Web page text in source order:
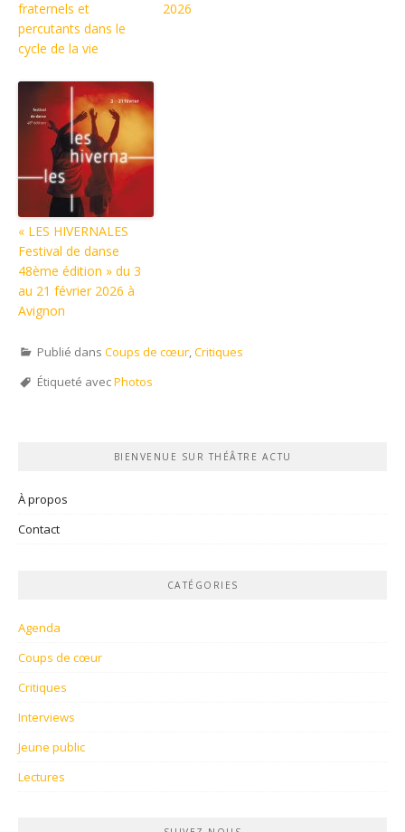
fraternels et
percutants dans le
cycle de la vie
2026
« LES HIVERNALES
Festival de danse
48ème édition » du 3
au 21 février 2026 à
Avignon
Publié dans Coups de cœur,Critiques
Étiqueté avecPhotos
BIENVENUE SUR THÉÂTRE ACTU
À propos
Contact
CATÉGORIES
Agenda
Coups de cœur
Critiques
Interviews
Jeune public
Lectures